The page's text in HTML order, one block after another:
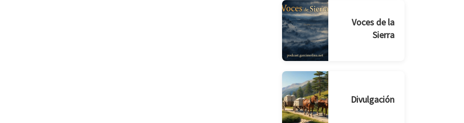
Voces de la
Sierra
Divulgación